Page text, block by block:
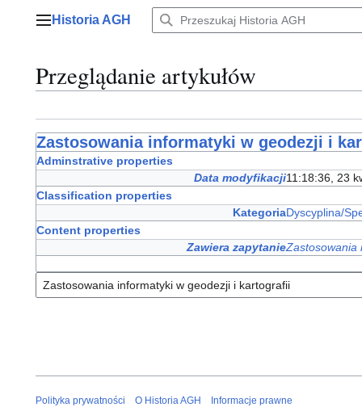
Menu główne
Historia AGH
Przeglądanie artykułów
Zastosowania informatyki w geodezji i
Adminstrative properties
Data modyfikacji11:18:36, 23
Classification properties
KategoriaDyscyplina/
Content properties
Zawiera zapytanieZastosowania
Polityka prywatności O Historia AGH Informacje prawne